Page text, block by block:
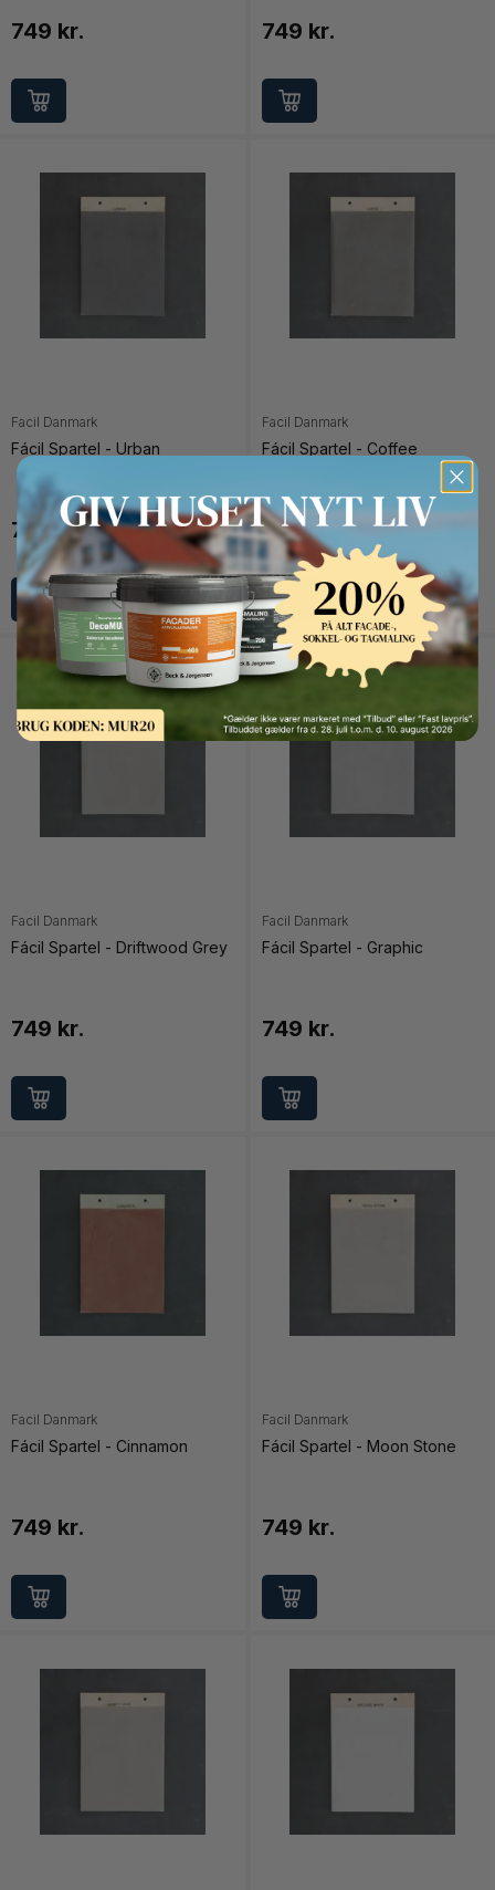
749 kr. 749 kr.
Facil Danmark
Fácil Spartel - Urban
749 kr.
Facil Danmark
Fácil Spartel - Coffee
749 kr.
Facil Danmark
Fácil Spartel - Driftwood Grey
749 kr.
Facil Danmark
Fácil Spartel - Graphic
749 kr.
Facil Danmark
Fácil Spartel - Cinnamon
749 kr.
Facil Danmark
Fácil Spartel - Moon Stone
749 kr.
Button Text